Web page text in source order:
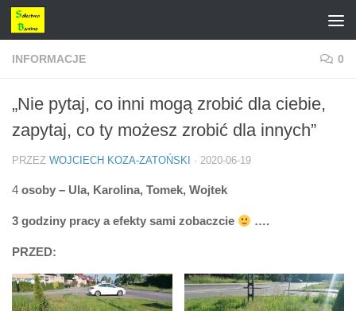
Przejdź do treści
INFORMACJE 0
„Nie pytaj, co inni mogą zrobić dla ciebie,
zapytaj, co ty możesz zrobić dla innych”
PRZEZ WOJCIECH KOZA-ZATOŃSKI · 2020-06-19
4 osoby – Ula, Karolina, Tomek, Wojtek
3 godziny pracy a efekty sami zobaczcie ….
PRZED: